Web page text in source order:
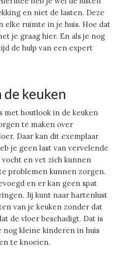
en niet de lasten. Deze
elke ruimte in je huis. Hoe dat
je graag hier. En als je nog
de hulp van een expert
keuken
met houtlook in de keuken
te maken over
Daar kan dit exemplaar
je geen last van vervelende
en vet zich kunnen
problemen kunnen zorgen.
en er kan geen spat
Jij kunt naar hartenlust
van je keuken zonder dat
de vloer beschadigt. Dat is
nog kleine kinderen in huis
te knoeien.